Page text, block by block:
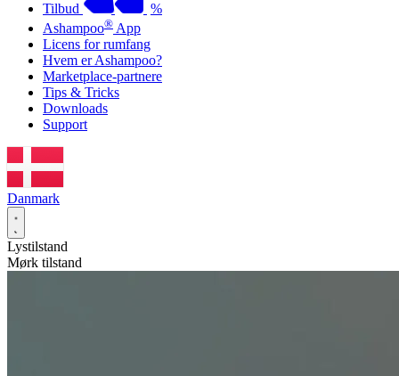
Tilbud
%
Ashampoo® App
Licens for rumfang
Hvem er Ashampoo?
Marketplace-partnere
Tips & Tricks
Downloads
Support
Danmark
Lystilstand
Mørk tilstand